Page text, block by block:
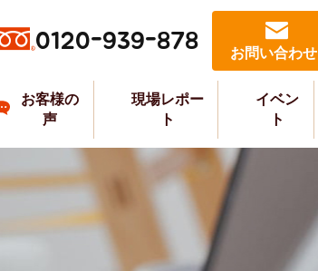
0120-939-878 お問い合わせ
お客様の
声
現場レポー
ト
イベン
ト